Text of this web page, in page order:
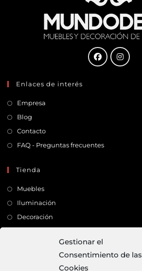
Gestionar el
Consentimiento de las
Cookies
Enlaces de interés
Empresa
Blog
Contacto
FAQ - Preguntas frecuentes
Tienda
Muebles
Iluminación
Decoración